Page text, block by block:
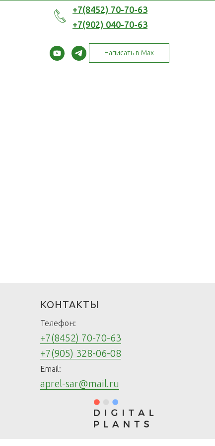
+7(8452) 70-70-63
+7(902) 040-70-63
Написать в Max
КОНТАКТЫ
Телефон:
+7(8452) 70-70-63
+7(905) 328-06-08
Email:
aprel-sar@mail.ru